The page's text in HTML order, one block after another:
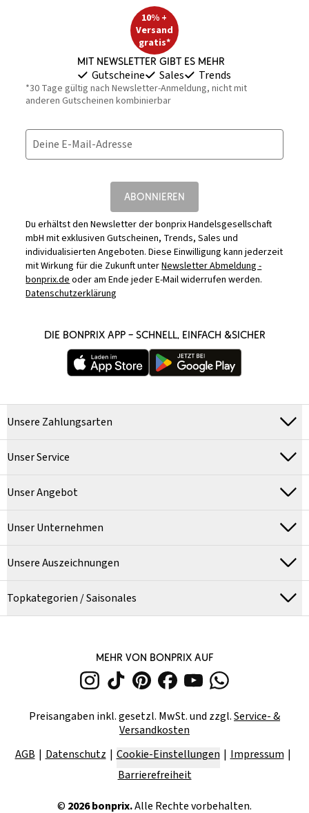
10% +
Versand
gratis*
Mit Newsletter gibt es mehr
Gutscheine Sales Trends
*30 Tage gültig nach Newsletter-Anmeldung, nicht mit
anderen Gutscheinen kombinierbar
Deine E-Mail-Adresse
ABONNIEREN
Du erhältst den Newsletter der bonprix Handelsgesellschaft
mbH mit exklusiven Gutscheinen, Trends, Sales und
individualisierten Angeboten. Diese Einwilligung kann jederzeit
mit Wirkung für die Zukunft unterNewsletter Abmeldung -
bonprix.deoder am Ende jeder E-Mail widerrufen werden.
Datenschutzerklärung
DIE BONPRIX APP – SCHNELL, EINFACH &SICHER
Unsere Zahlungsarten
Unser Service
Unser Angebot
Unser Unternehmen
Unsere Auszeichnungen
Topkategorien / Saisonales
MEHR VON BONPRIX AUF
Preisangaben inkl. gesetzl. MwSt. und zzgl.Service- &
Versandkosten
AGB
Datenschutz Cookie-Einstellungen
Impressum
Barrierefreiheit
© 2026bonprix.Alle Rechte vorbehalten.